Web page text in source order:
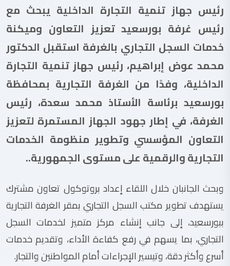
رئيس جهاز تنمية التجارة الداخلية يبحث مع
رئيس غرفة بورسعيد تعزيز التعاون وميكنة
خدمات السجل التجاري بالغرفة استقبل الدكتور
محمد عوض إبراهيم، رئيس جهاز تنمية التجارة
الداخلية، وفدًا من الغرفة التجارية بمحافظة
بورسعيد برئاسة الأستاذ محمد سعدة، رئيس
الغرفة، في إطار جهود الجهاز المستمرة لتعزيز
التعاون المؤسسي وتطوير منظومة الخدمات
التجارية والرقمية على مستوى الجمهورية..
وبحث الجانبان خلال اللقاء إعداد بروتوكول تعاون مشترك
يستهدف تطوير مكتب السجل التجاري بمقر الغرفة التجارية
ببورسعيد، إلى جانب إنشاء مركز متميز لخدمات السجل
التجاري، بما يسهم في رفع كفاءة الأداء، وتقديم خدمات
أسرع وأكثر دقة، وتيسير الإجراءات أمام المواطنين والتجار.